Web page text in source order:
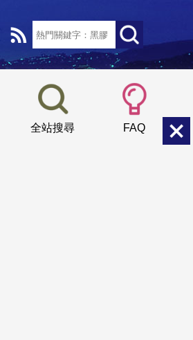
全站搜尋 FAQ
小 中